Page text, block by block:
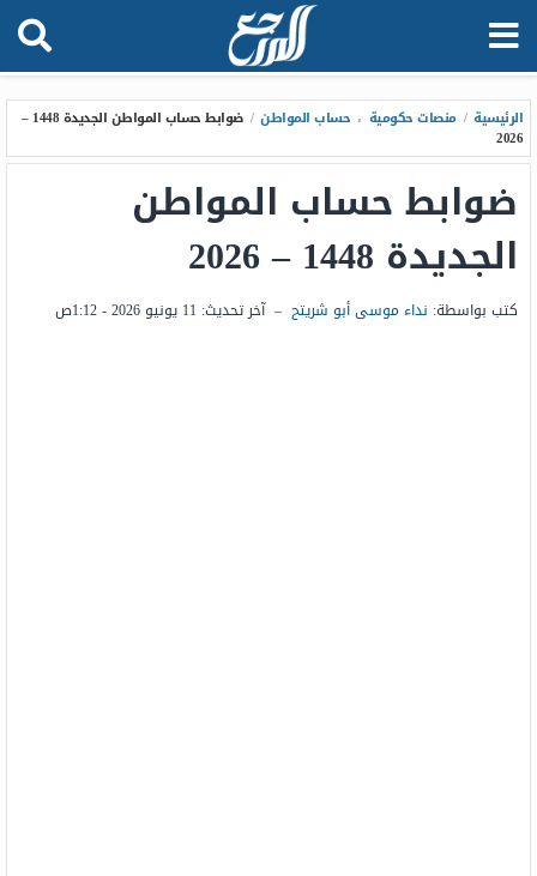
الرئيسية / منصات حكومية ، حساب المواطن /
ضوابط حساب المواطن الجديدة 1448 –
2026
ضوابط حساب المواطن
الجديدة 1448 – 2026
كتب بواسطة: نداء موسى أبو شريتح – آخر تحديث: 11 يونيو 2026 - 1:12ص